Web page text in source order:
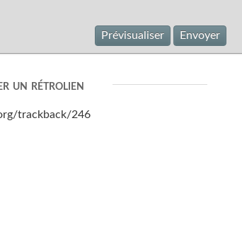
Prévisualiser Envoyer
un rétrolien
trackback/246